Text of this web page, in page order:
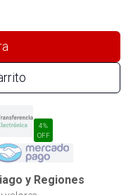
4%
OFF
y Regiones